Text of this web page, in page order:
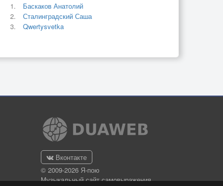
Баскаков Анатолий
Сталинградский Саша
Qwertysvetka
Вконтакте
© 2009-2026 Я-пою
Музыкальный сайт самовыражения